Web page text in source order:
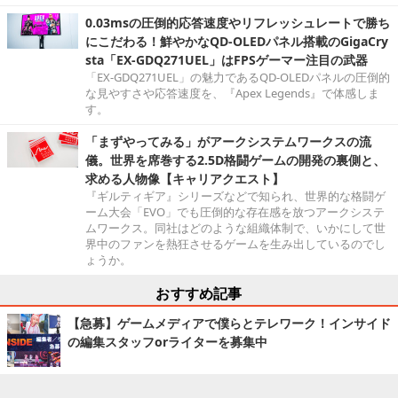
0.03msの圧倒的応答速度やリフレッシュレートで勝ち
にこだわる！鮮やかなQD-OLEDパネル搭載のGigaCry
sta「EX-GDQ271UEL」はFPSゲーマー注目の武器
「EX-GDQ271UEL」の魅力であるQD-OLEDパネルの圧倒的
な見やすさや応答速度を、『Apex Legends』で体感しま
す。
「まずやってみる」がアークシステムワークスの流
儀。世界を席巻する2.5D格闘ゲームの開発の裏側と、
求める人物像【キャリアクエスト】
『ギルティギア』シリーズなどで知られ、世界的な格闘ゲ
ーム大会「EVO」でも圧倒的な存在感を放つアークシステ
ムワークス。同社はどのような組織体制で、いかにして世
界中のファンを熱狂させるゲームを生み出しているのでし
ょうか。
おすすめ記事
【急募】ゲームメディアで僕らとテレワーク！インサイド
の編集スタッフorライターを募集中